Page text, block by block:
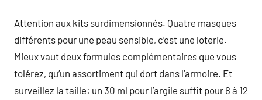
Attention aux kits surdimensionnés. Quatre masques
différents pour une peau sensible, c’est une loterie.
Mieux vaut deux formules complémentaires que vous
tolérez, qu’un assortiment qui dort dans l’armoire. Et
surveillez la taille: un 30 ml pour l’argile suffit pour 8 à 12